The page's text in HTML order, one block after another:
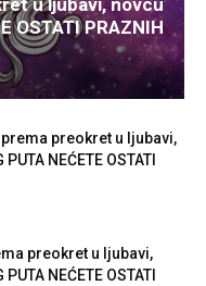
u ljubavi, novcu
OSTATI PRAZNIH
preokret u ljubavi,
NEĆETE OSTATI
preokret u ljubavi,
NEĆETE OSTATI